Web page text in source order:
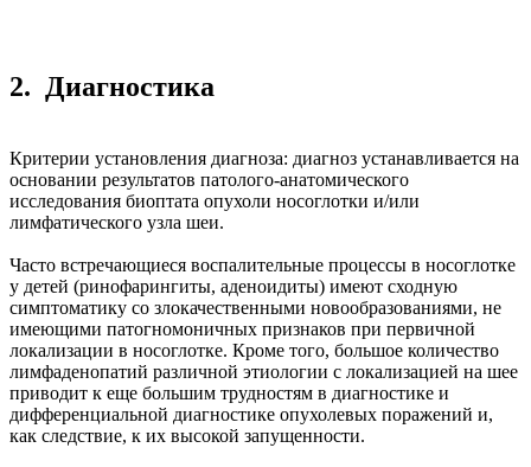
2. Диагностика
Критерии установления диагноза: диагноз устанавливается на
основании результатов патолого-анатомического
исследования биоптата опухоли носоглотки и/или
лимфатического узла шеи.
Часто встречающиеся воспалительные процессы в носоглотке
у детей (ринофарингиты, аденоидиты) имеют сходную
симптоматику со злокачественными новообразованиями, не
имеющими патогномоничных признаков при первичной
локализации в носоглотке. Кроме того, большое количество
лимфаденопатий различной этиологии с локализацией на шее
приводит к еще большим трудностям в диагностике и
дифференциальной диагностике опухолевых поражений и,
как следствие, к их высокой запущенности.